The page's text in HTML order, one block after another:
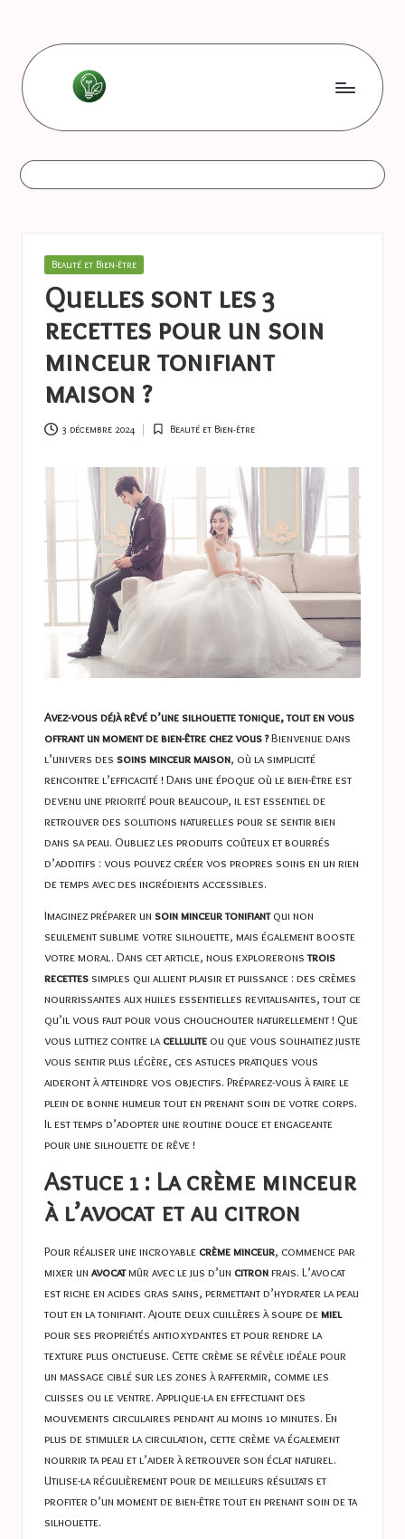
content
L
e
s
o
n
n
e
s
a
s
t
u
c
s
astuces
Posted
Beauté et Bien-être
Quelles sont les 3
recettes pour un soin
minceur tonifiant
maison ?
3 décembre 2024
Posted
Beauté et Bien-être
Avez-vous déjà rêvé d’une silhouette tonique, tout en vous
offrant un moment de bien-être chez vous ?Bienvenue dans
l’univers des soins minceur maison, où la simplicité
rencontre l’efficacité ! Dans une époque où le bien-être est
devenu une priorité pour beaucoup, il est essentiel de
retrouver des solutions naturelles pour se sentir bien
dans sa peau. Oubliez les produits coûteux et bourrés
d’additifs : vous pouvez créer vos propres soins en un rien
de temps avec des ingrédients accessibles.
Imaginez préparer un soin minceur tonifiantqui non
seulement sublime votre silhouette, mais également booste
votre moral. Dans cet article, nous exploreronstrois
recettes simples qui allient plaisir et puissance : des crèmes
nourrissantes aux huiles essentielles revitalisantes, tout ce
qu’il vous faut pour vous chouchouter naturellement ! Que
vous luttiez contre lacellulite ou que vous souhaitiez juste
vous sentir plus légère, ces astuces pratiques vous
aideront à atteindre vos objectifs. Préparez-vous à faire le
plein de bonne humeur tout en prenant soin de votre corps.
Il est temps d’adopter une routine douce et engageante
pour une silhouette de rêve !
Astuce 1 : La crème minceur
à l’avocat et au citron
Pour réaliser une incroyable crème minceur, commence par
mixer un avocatmûr avec le jus d’un citronfrais. L’avocat
est riche en acides gras sains, permettant d’hydrater la peau
tout en la tonifiant. Ajoute deux cuillères à soupe demiel
pour ses propriétés antioxydantes et pour rendre la
texture plus onctueuse. Cette crème se révèle idéale pour
un massage ciblé sur les zones à raffermir, comme les
cuisses ou le ventre. Applique-la en effectuant des
mouvements circulaires pendant au moins 10 minutes. En
plus de stimuler la circulation, cette crème va également
nourrir ta peau et l’aider à retrouver son éclat naturel.
Utilise-la régulièrement pour de meilleurs résultats et
profiter d’un moment de bien-être tout en prenant soin de ta
silhouette.